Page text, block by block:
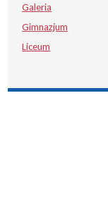
Galeria
Gimnazjum
Liceum